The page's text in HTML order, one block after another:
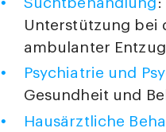
Unterstützung bei
ambulanter
Psychiatrie und
Gesundheit und
Hausärztliche